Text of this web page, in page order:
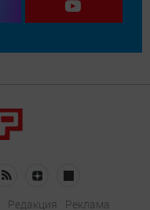
Редакция Реклама